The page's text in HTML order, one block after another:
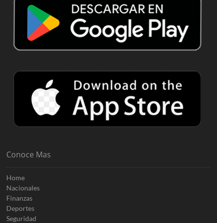
Conoce Mas
Home
Nacionales
Finanzas
Deportes
Seguridad